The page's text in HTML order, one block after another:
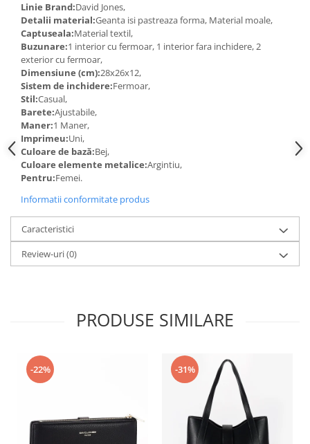
Linie Brand:David Jones,
Detalii material:Geanta isi pastreaza forma, Material moale,
Captuseala:Material textil,
Buzunare:1 interior cu fermoar, 1 interior fara inchidere, 2
exterior cu fermoar,
Dimensiune (cm):28x26x12,
Sistem de inchidere:Fermoar,
Stil:Casual,
Barete:Ajustabile,
Maner:1 Maner,
Imprimeu:Uni,
Culoare de bază:Bej,
Culoare elemente metalice:Argintiu,
Pentru:Femei.
Informatii conformitate produs
Caracteristici
Review-uri(0)
PRODUSE SIMILARE
-22% -31%